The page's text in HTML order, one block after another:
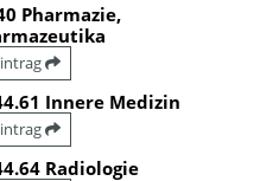
Pharmazie,
Innere Medizin
Radiologie